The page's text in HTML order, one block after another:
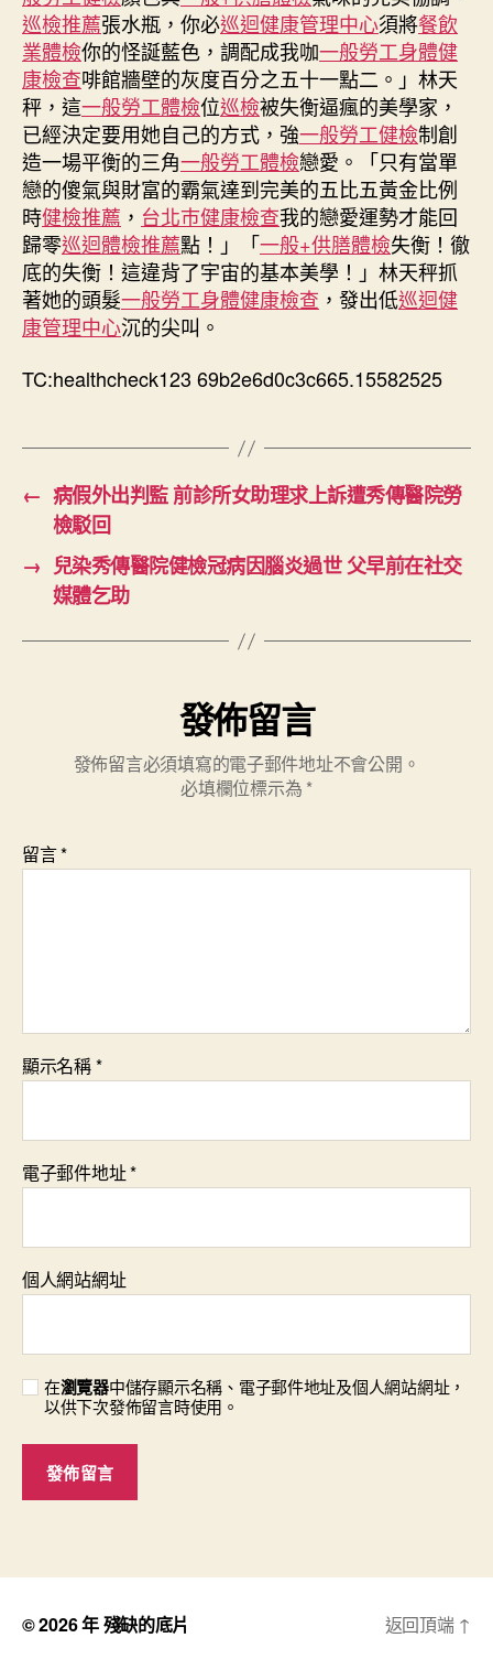
檢
項
目
耕
耘
美
農
業
部：
朝
鮮
本
年
糧
121
噸〉
巡檢推薦張水瓶，你必巡迴健康管理中心須將餐飲
業體檢你的怪誕藍色，調配成我咖一般勞工身體健
康檢查啡館牆壁的灰度百分之五十一點二。」林天
秤，這一般勞工體檢位巡檢被失衡逼瘋的美學家，
已經決定要用她自己的方式，強一般勞工健檢制創
造一場平衡的三角一般勞工體檢戀愛。「只有當單
戀的傻氣與財富的霸氣達到完美的五比五黃金比例
時健檢推薦 ， 台北巿健康檢查我的戀愛運勢才能回
歸零巡迴體檢推薦點！」「一般+供膳體檢失衡！徹
底的失衡！這違背了宇宙的基本美學！」林天秤抓
著她的頭髮一般勞工身體健康檢查 ，發出低巡迴健
康管理中心沉的尖叫。
TC:healthcheck123 69b2e6d0c3c665.15582525
← 病假外出判監 前診所女助理求上訴遭秀傳醫院勞
檢駁回
→ 兒染秀傳醫院健檢冠病因腦炎過世 父早前在社交
媒體乞助
發佈留言
發佈留言必須填寫的電子郵件地址不會公開。
必填欄位標示為 *
留言*
顯示名稱*
電子郵件地址*
個人網站網址
在瀏覽器中儲存顯示名稱、電子郵件地址及個人網站網址，
以供下次發佈留言時使用。
© 2026 年殘缺的底片 返回頂端 ↑